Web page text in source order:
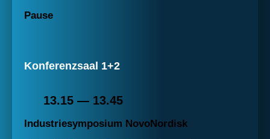
Pause
Konferenzsaal 1+2
13.15 — 13.45
Industriesymposium NovoNordisk